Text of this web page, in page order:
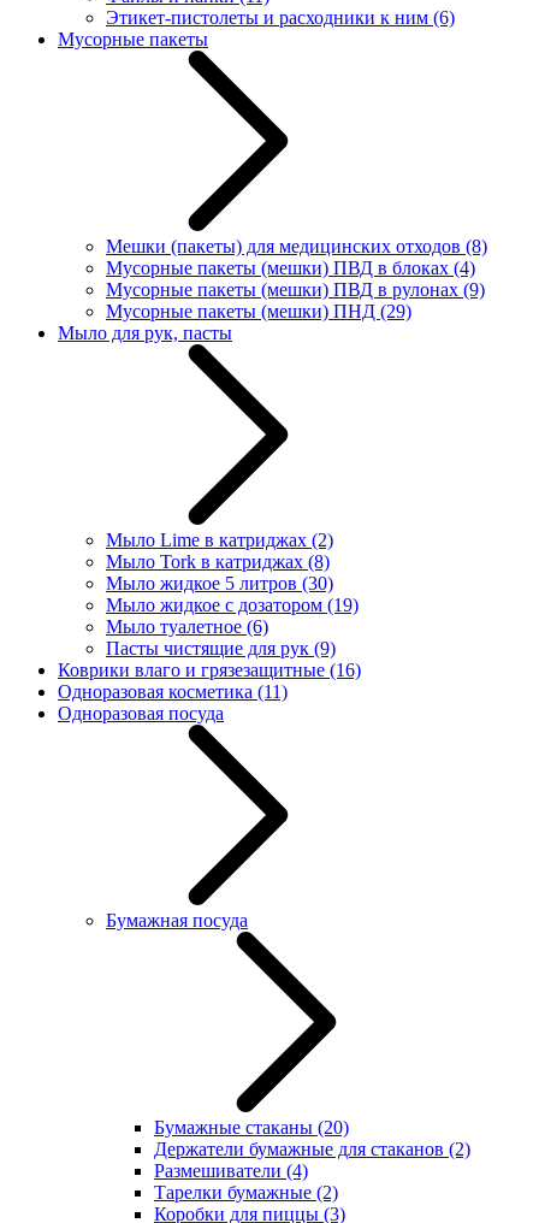
Этикет-пистолеты и расходники к ним (6)
Мусорные пакеты
Мешки (пакеты) для медицинских отходов (8)
Мусорные пакеты (мешки) ПВД в блоках (4)
Мусорные пакеты (мешки) ПВД в рулонах (9)
Мусорные пакеты (мешки) ПНД (29)
Мыло для рук, пасты
Мыло Lime в катриджах (2)
Мыло Tork в катриджах (8)
Мыло жидкое 5 литров (30)
Мыло жидкое с дозатором (19)
Мыло туалетное (6)
Пасты чистящие для рук (9)
Коврики влаго и грязезащитные (16)
Одноразовая косметика (11)
Одноразовая посуда
Бумажная посуда
Бумажные стаканы (20)
Держатели бумажные для стаканов (2)
Размешиватели (4)
Тарелки бумажные (2)
Коробки для пиццы (3)